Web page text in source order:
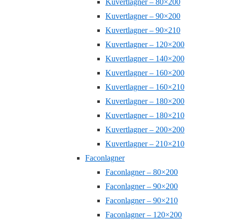
Kuvertlagner – 80×200
Kuvertlagner – 90×200
Kuvertlagner – 90×210
Kuvertlagner – 120×200
Kuvertlagner – 140×200
Kuvertlagner – 160×200
Kuvertlagner – 160×210
Kuvertlagner – 180×200
Kuvertlagner – 180×210
Kuvertlagner – 200×200
Kuvertlagner – 210×210
Faconlagner
Faconlagner – 80×200
Faconlagner – 90×200
Faconlagner – 90×210
Faconlagner – 120×200